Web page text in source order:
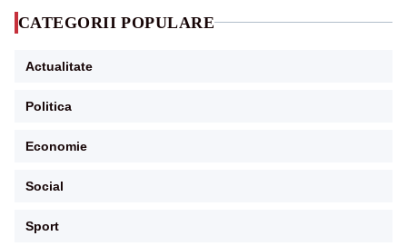
CATEGORII POPULARE
Actualitate
Politica
Economie
Social
Sport